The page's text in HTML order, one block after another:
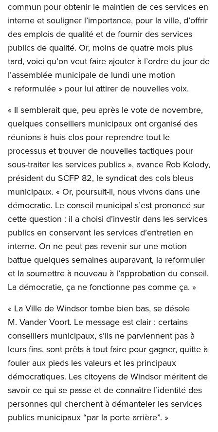
commun pour obtenir le maintien de ces services en
interne et souligner l’importance, pour la ville, d’offrir
des emplois de qualité et de fournir des services
publics de qualité. Or, moins de quatre mois plus
tard, voici qu’on veut faire ajouter à l’ordre du jour de
l’assemblée municipale de lundi une motion
« reformulée » pour lui attirer de nouvelles voix.
« Il semblerait que, peu après le vote de novembre,
quelques conseillers municipaux ont organisé des
réunions à huis clos pour reprendre tout le
processus et trouver de nouvelles tactiques pour
sous-traiter les services publics », avance Rob Kolody,
président du SCFP 82, le syndicat des cols bleus
municipaux. « Or, poursuit-il, nous vivons dans une
démocratie. Le conseil municipal s’est prononcé sur
cette question : il a choisi d’investir dans les services
publics en conservant les services d’entretien en
interne. On ne peut pas revenir sur une motion
battue quelques semaines auparavant, la reformuler
et la soumettre à nouveau à l’approbation du conseil.
La démocratie, ça ne fonctionne pas comme ça. »
« La Ville de Windsor tombe bien bas, se désole
M. Vander Voort. Le message est clair : certains
conseillers municipaux, s’ils ne parviennent pas à
leurs fins, sont prêts à tout faire pour gagner, quitte à
fouler aux pieds les valeurs et les principaux
démocratiques. Les citoyens de Windsor méritent de
savoir ce qui se passe et de connaître l’identité des
personnes qui cherchent à démanteler les services
publics municipaux “par la porte arrière”. »